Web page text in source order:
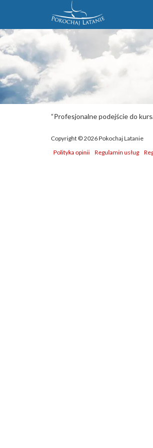
“Profesjonalne podejście do
Copyright © 2026 Pokochaj Latanie
Polityka opinii
Regulamin usług